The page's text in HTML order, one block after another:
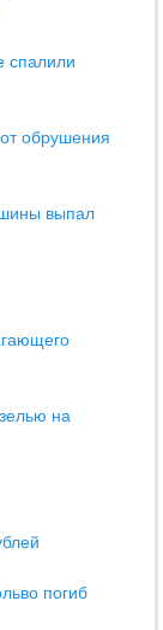
спалили
обрушения
выпал
на
погиб